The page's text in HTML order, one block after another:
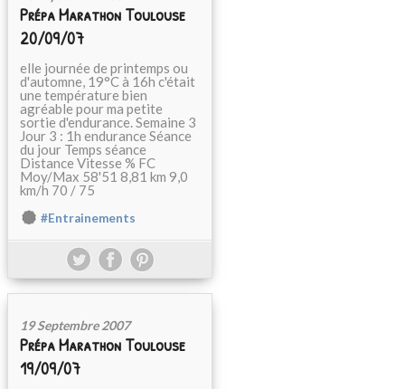
Prépa Marathon Toulouse
20/09/07
elle journée de printemps ou
d'automne, 19°C à 16h c'était
une température bien
agréable pour ma petite
sortie d'endurance. Semaine 3
Jour 3 : 1h endurance Séance
du jour Temps séance
Distance Vitesse % FC
Moy/Max 58'51 8,81 km 9,0
km/h 70 / 75
#Entrainements
19 Septembre 2007
Prépa Marathon Toulouse
19/09/07